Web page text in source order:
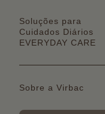
Soluções para
Cuidados Diários
EVERYDAY CARE
Sobre a Virbac